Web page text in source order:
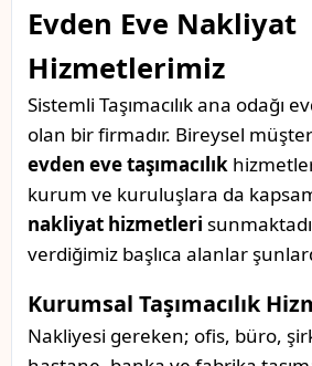
Evden Eve Nakliyat
Hizmetlerimiz
Sistemli Taşımacılık ana odağı
olan bir firmadır. Bireysel
evden eve taşımacılık
kurum ve kuruluşlara da
nakliyat hizmetleri
verdiğimiz başlıca alanlar
Kurumsal Taşımacılık
Nakliyesi gereken; ofis, büro,